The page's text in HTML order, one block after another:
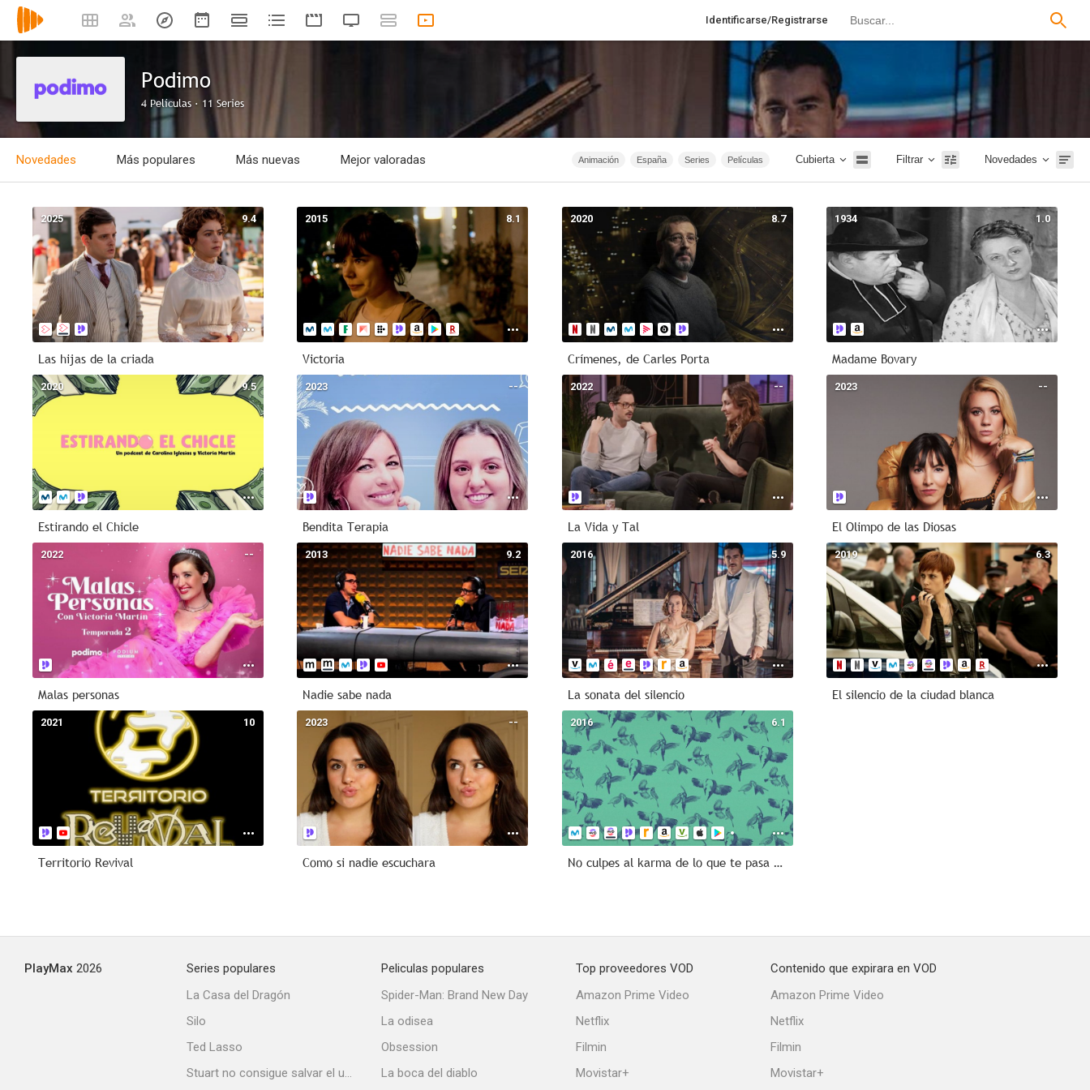
Identificarse/Registrarse
Podimo
4 Películas · 11 Series
Novedades Más populares Más nuevas Mejor valoradas Películas
Series
España
Animación
Romance
Terror
1874 - 2019
1874 - 2015
Serie de TV
1967
1m
Infantil
Acción
40m - 1h 20m
Intriga
Cubierta Filtrar Novedades
9.4
2025
Las hijas de la criada
8.1
2015
Victoria
8.7
2020
Crímenes, de Carles Porta
1.0
1934
Madame Bovary
9.5
2020
Estirando el Chicle
--
2023
Bendita Terapia
--
2022
La Vida y Tal
--
2023
El Olimpo de las Diosas
--
2022
Malas personas
9.2
2013
Nadie sabe nada
5.9
2016
La sonata del silencio
6.3
2019
El silencio de la ciudad blanca
10
2021
Territorio Revival
--
2023
Como si nadie escuchara
6.1
2016
No culpes al karma de lo que te pasa por gilipollas
PlayMax 2026
Series populares
La Casa del Dragón
Silo
Ted Lasso
Stuart no consigue salvar el universo
Peliculas populares
Spider-Man: Brand New Day
La odisea
Obsession
La boca del diablo
Top proveedores VOD
Amazon Prime Video
Netflix
Filmin
Movistar+
Contenido que expirara en VOD
Amazon Prime Video
Netflix
Filmin
Movistar+